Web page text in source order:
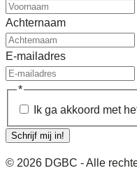
Achternaam
E-mailadres
*
Ik ga akkoord met
Schrijf mij in!
© 2026 DGBC - Alle